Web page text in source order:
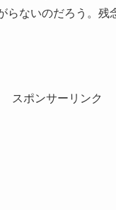
らないのだろう。残
スポンサーリンク